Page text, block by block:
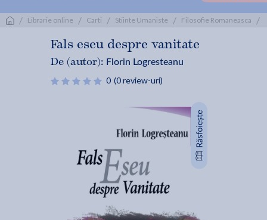
/ Librarie online / Carti / Stiinte Umaniste / Filosofie Romaneasca /
Fals eseu despre vanitate
De (autor): Florin Logresteanu
0 (0 review-uri)